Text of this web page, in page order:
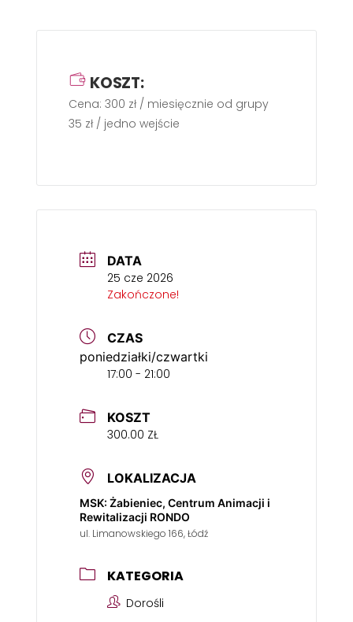
KOSZT:
Cena: 300 zł / miesięcznie od grupy
35 zł / jedno wejście
DATA
25 cze 2026
Zakończone!
CZAS
poniedziałki/czwartki
17:00 - 21:00
KOSZT
300.00 ZŁ
LOKALIZACJA
MSK: Żabieniec, Centrum Animacji i
Rewitalizacji RONDO
ul. Limanowskiego 166, Łódź
KATEGORIA
Dorośli